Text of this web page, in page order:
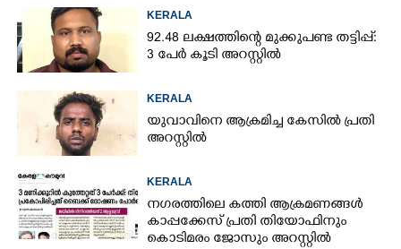
KERALA
92.48 ലക്ഷത്തിന്റെ മുക്കുപണ്ട തട്ടിപ്പ്:
3 പേർ കൂടി അറസ്റ്റിൽ
KERALA
യുവാവിനെ ആക്രമിച്ച കേസിൽ പ്രതി
അറസ്റ്റിൽ
KERALA
നഗരത്തിലെ കത്തി ആക്രമണങ്ങൾ
കാപ്പക്കേസ് പ്രതി തിയോഫിനും
കൊടിമരം ജോസും അറസ്റ്റിൽ